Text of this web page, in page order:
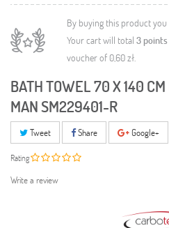
By buying this product
Your cart will total 3points
voucher of 0,60 zł.
BATH TOWEL 70 X 140
MAN SM229401-R
Tweet Share Google+
Rating
Write a review